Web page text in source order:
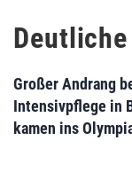
Großer Andrang
Intensivpflege in
kamen ins